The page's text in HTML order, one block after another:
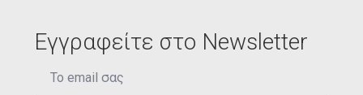
Εγγραφείτε στο Newsletter